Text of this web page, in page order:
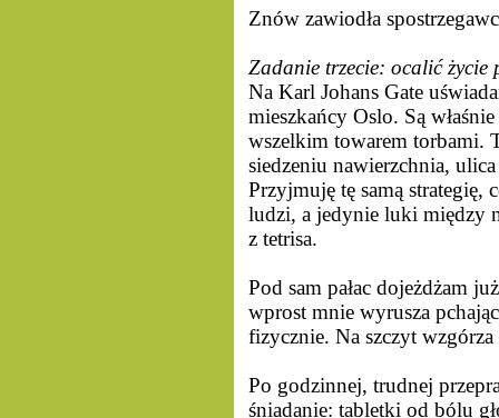
Znów zawiodła
Zadanie trzecie: ocalić życie
Na Karl Johans Gate
mieszkańcy Oslo. Są
wszelkim towarem torbami.
siedzeniu nawierzchnia,
Przyjmuję tę samą strategię,
ludzi, a jedynie luki między
z tetrisa.
Pod sam pałac dojeżdżam
wprost mnie wyrusza
fizycznie. Na szczyt
Po godzinnej, trudnej
śniadanie: tabletki od bólu